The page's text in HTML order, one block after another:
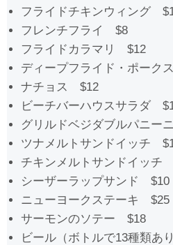
フライドチキンウィング
フレンチフライ $8
フライドカラマリ $12
ディープフライド・ポーク
ナチョス $12
ビーチバーハウスサラダ
グリルドベジダブルパニー
ツナメルトサンドイッチ
チキンメルトサンドイッチ
シーザーラップサンド $10
ニューヨークステーキ $25
サーモンのソテー $18
ビール（ボトルで13種類あ